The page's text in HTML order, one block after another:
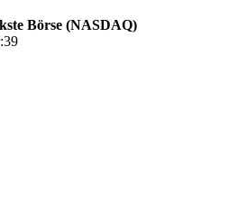
Börse (NASDAQ)